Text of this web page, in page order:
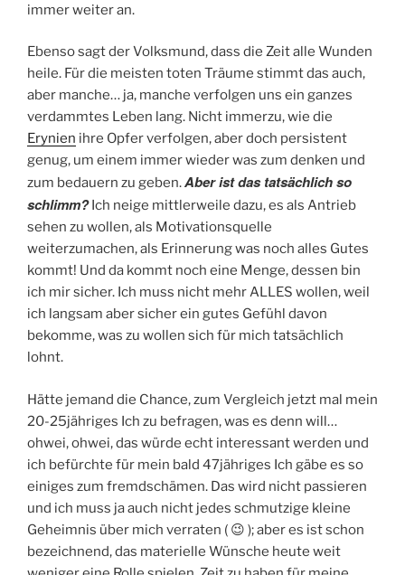
immer weiter an.
Ebenso sagt der Volksmund, dass die Zeit alle Wunden
heile. Für die meisten toten Träume stimmt das auch,
aber manche… ja, manche verfolgen uns ein ganzes
verdammtes Leben lang. Nicht immerzu, wie die
Erynien ihre Opfer verfolgen, aber doch persistent
genug, um einem immer wieder was zum denken und
zum bedauern zu geben.Aber ist das tatsächlich so
schlimm?Ich neige mittlerweile dazu, es als Antrieb
sehen zu wollen, als Motivationsquelle
weiterzumachen, als Erinnerung was noch alles Gutes
kommt! Und da kommt noch eine Menge, dessen bin
ich mir sicher. Ich muss nicht mehr ALLES wollen, weil
ich langsam aber sicher ein gutes Gefühl davon
bekomme, was zu wollen sich für mich tatsächlich
lohnt.
Hätte jemand die Chance, zum Vergleich jetzt mal mein
20-25jähriges Ich zu befragen, was es denn will…
ohwei, ohwei, das würde echt interessant werden und
ich befürchte für mein bald 47jähriges Ich gäbe es so
einiges zum fremdschämen. Das wird nicht passieren
und ich muss ja auch nicht jedes schmutzige kleine
Geheimnis über mich verraten ( 😉 ); aber es ist schon
bezeichnend, das materielle Wünsche heute weit